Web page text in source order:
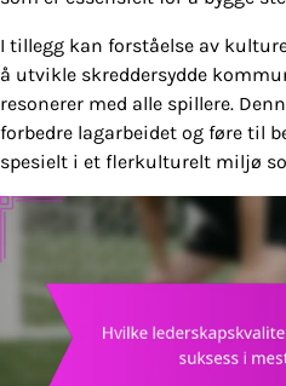
I tillegg kan forståelse av
å utvikle skreddersydde
resonerer med alle spillere.
forbedre lagarbeidet og føre til
spesielt i et flerkulturelt miljø